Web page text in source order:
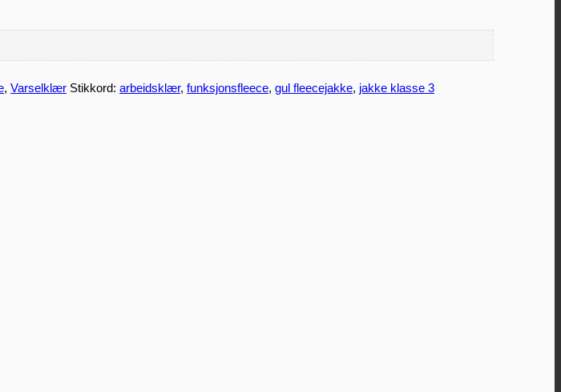
, Varselklær Stikkord: arbeidsklær, funksjonsfleece, gul fleecejakke, jakke klasse 3